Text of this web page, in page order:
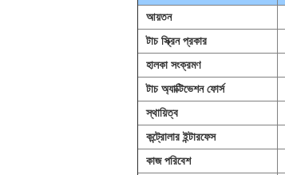
আয়তন
টাচ স্ক্রিন প্রকার
হালকা সংক্রমণ
টাচ অ্যাক্টিভেশন ফোর্স
স্থায়িত্ব
কন্ট্রোলার ইন্টারফেস
কাজ পরিবেশ